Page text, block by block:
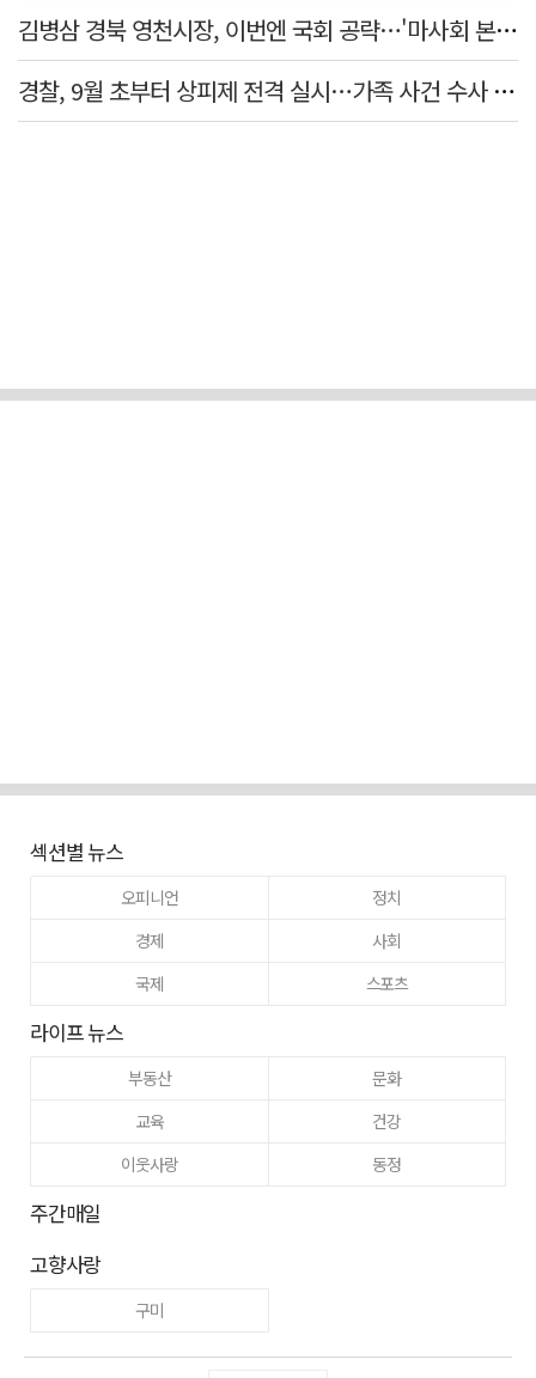
김병삼 경북 영천시장, 이번엔 국회 공략…'마사회 본사 이전·광역교통망 확충' 요청
경찰, 9월 초부터 상피제 전격 실시…가족 사건 수사 못해
섹션별 뉴스
오피니언
정치
경제
사회
국제
스포츠
라이프 뉴스
부동산
문화
교육
건강
이웃사랑
동정
주간매일
고향사랑
구미